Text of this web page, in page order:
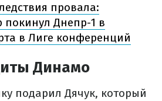
провала:
покинул Днепр-1 в
в Лиге конференций
Динамо
подарил Дячук, который